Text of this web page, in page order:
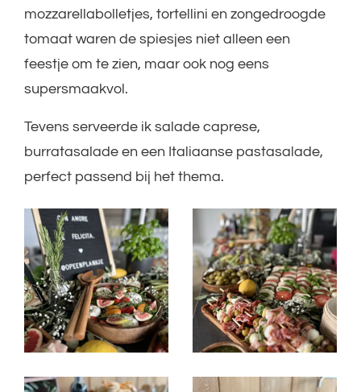
mozzarellabolletjes, tortellini en zongedroogde
tomaat waren de spiesjes niet alleen een
feestje om te zien, maar ook nog eens
supersmaakvol.
Tevens serveerde ik salade caprese,
burratasalade en een Italiaanse pastasalade,
perfect passend bij het thema.
Foto
album
overslaan